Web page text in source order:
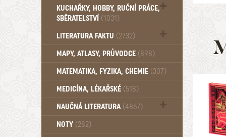
KUCHAŘKY, HOBBY, RUČNÍ PRÁCE,
SBĚRATELSTVÍ (1031)
Dům a byt (102)
LITERATURA FAKTU (2732)
Katalogy (503)
MAPY, ATLASY, PRŮVODCE (898)
MATEMATIKA, FYZIKA, CHEMIE (307)
MEDICÍNA, LÉKAŘSKÉ (518)
NAUČNÁ LITERATURA (4867)
Zdraví a zdraví životní styl (510)
NOTY (282)